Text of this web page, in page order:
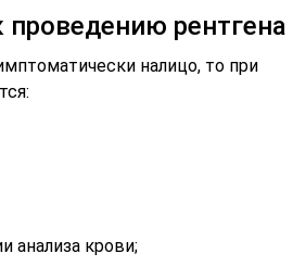
проведению рентгена
налицо, то при
анализа крови;